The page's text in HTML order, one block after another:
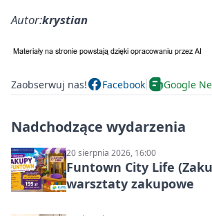
Autor:krystian
Zaobserwuj nas! Facebook Google
Nadchodzące wydarzenia
20 sierpnia 2026, 16:00
Funtown City Life
warsztaty zakupowe